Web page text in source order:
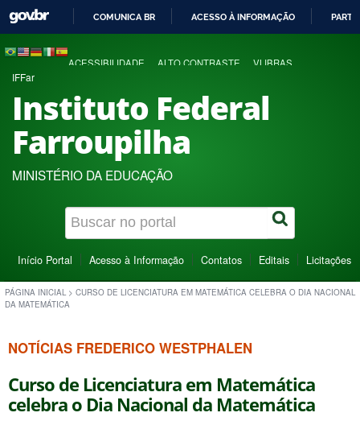
COMUNICA BR ACESSO À INFORMAÇÃO
ACESSIBILIDADE ALTO CONTRASTE VLIBRAS
IFFar
Instituto Federal
Farroupilha
MINISTÉRIO DA EDUCAÇÃO
Início Portal Acesso à Informação Contatos Editais Licitações
PÁGINA INICIAL > CURSO DE LICENCIATURA EM MATEMÁTICA CELEBRA O DIA NACIONAL
DA MATEMÁTICA
NOTÍCIAS FREDERICO WESTPHALEN
Curso de Licenciatura em Matemática
celebra o Dia Nacional da Matemática